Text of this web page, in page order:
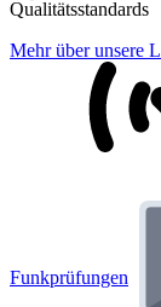
Qualitätsstandards
Mehr über unsere
Funkprüfungen